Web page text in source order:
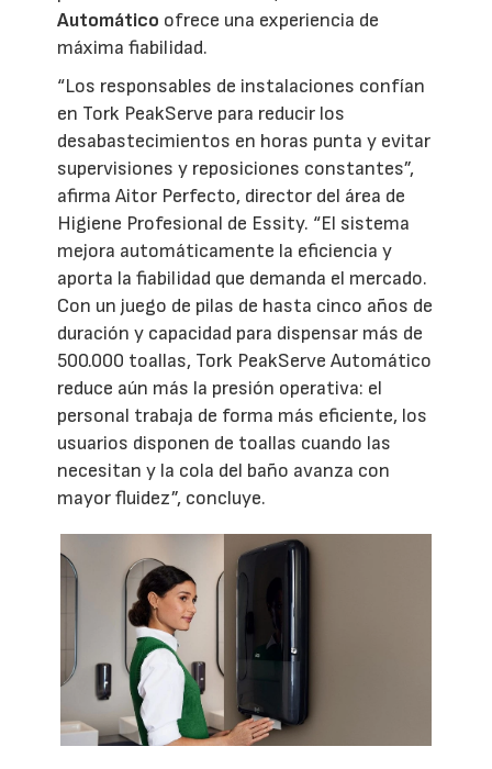
Automático ofrece una experiencia de
máxima fiabilidad.
“Los responsables de instalaciones confían
en Tork PeakServe para reducir los
desabastecimientos en horas punta y evitar
supervisiones y reposiciones constantes”,
afirma Aitor Perfecto, director del área de
Higiene Profesional de Essity. “El sistema
mejora automáticamente la eficiencia y
aporta la fiabilidad que demanda el mercado.
Con un juego de pilas de hasta cinco años de
duración y capacidad para dispensar más de
500.000 toallas, Tork PeakServe Automático
reduce aún más la presión operativa: el
personal trabaja de forma más eficiente, los
usuarios disponen de toallas cuando las
necesitan y la cola del baño avanza con
mayor fluidez”, concluye.